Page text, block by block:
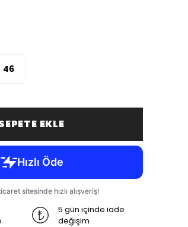
46
EKLE
5 gün içinde iade
değişim